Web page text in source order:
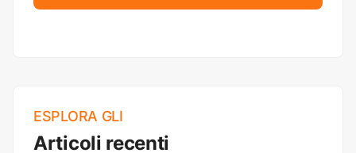
ESPLORA GLI
Articoli recenti